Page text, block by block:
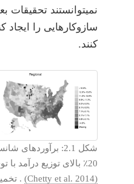
نمیتوانستند تحقیقات
سازوکارهایی را ایجاد
کنند.
شکل 2.1:
20٪ بالای توزیع درآمد با توجه به والدین در پایین 20٪
(Chetty et al. 2014)
.